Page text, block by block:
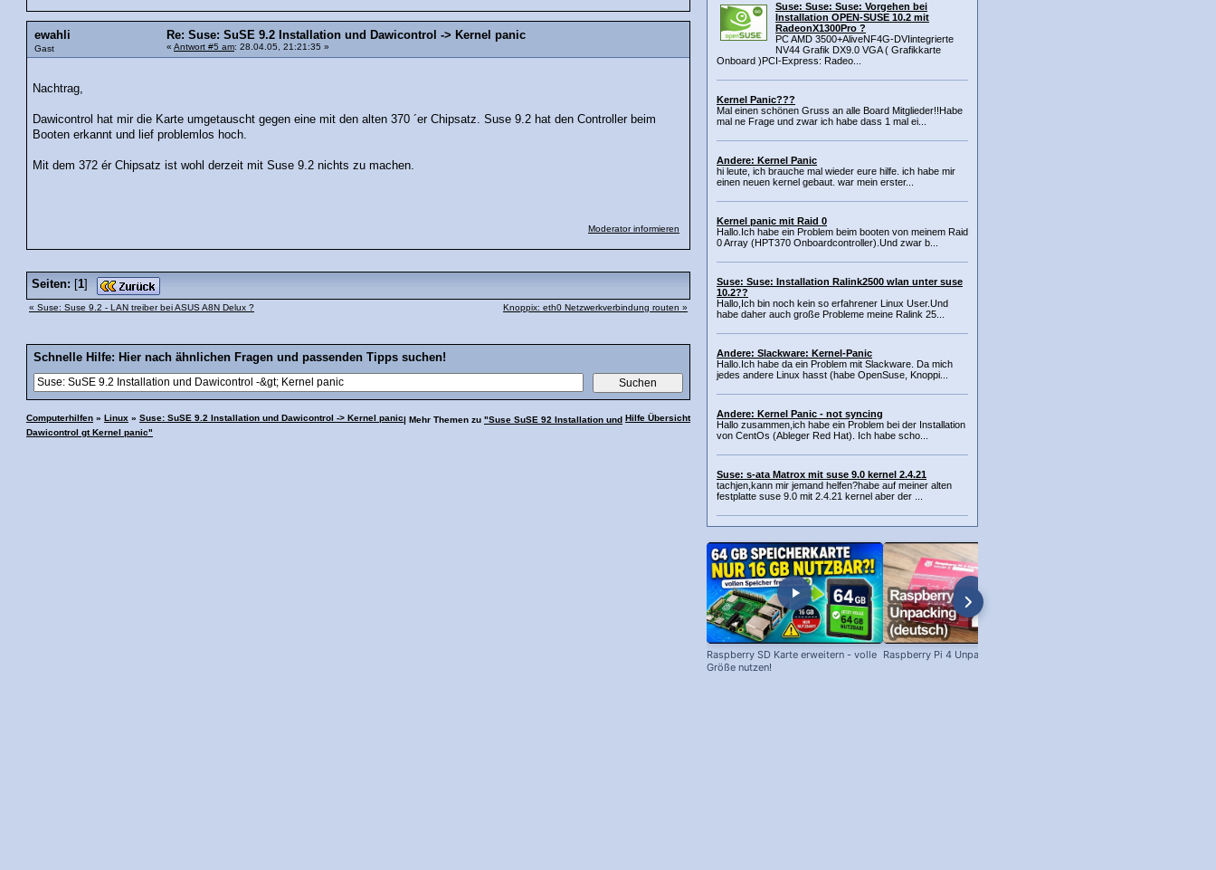
ewahli
Gast
Re: Suse: SuSE 9.2 Installation und Dawicontrol -> Kernel panic
« Antwort #5 am: 28.04.05, 21:21:35 »
Nachtrag,
Dawicontrol hat mir die Karte umgetauscht gegen eine mit den alten 370 ´er Chipsatz. Suse 9.2 hat den Controller beim
Booten erkannt und lief problemlos hoch.
Mit dem 372 ér Chipsatz ist wohl derzeit mit Suse 9.2 nichts zu machen.
Moderator informieren
Seiten: [1]
« Suse: Suse 9.2 - LAN treiber bei ASUS A8N Delux ? Knoppix: eth0 Netzwerkverbindung routen »
Schnelle Hilfe: Hier nach ähnlichen Fragen und passenden Tipps suchen!
Computerhilfen » Linux » Suse: SuSE 9.2 Installation und Dawicontrol -> Kernel panic Hilfe Übersicht
| Mehr Themen zu "Suse SuSE 92 Installation und
Dawicontrol gt Kernel panic"
Suse: Suse: Suse: Vorgehen bei
Installation OPEN-SUSE 10.2 mit
RadeonX1300Pro ?
PC AMD 3500+AliveNF4G-DVIintegrierte
NV44 Grafik DX9.0 VGA ( Grafikkarte
Onboard )PCI-Express: Radeo...
Kernel Panic???
Mal einen schönen Gruss an alle Board Mitglieder!!Habe
mal ne Frage und zwar ich habe dass 1 mal ei...
Andere: Kernel Panic
hi leute, ich brauche mal wieder eure hilfe. ich habe mir
einen neuen kernel gebaut. war mein erster...
Kernel panic mit Raid 0
Hallo.Ich habe ein Problem beim booten von meinem Raid
0 Array (HPT370 Onboardcontroller).Und zwar b...
Suse: Suse: Installation Ralink2500 wlan unter suse
10.2??
Hallo,Ich bin noch kein so erfahrener Linux User.Und
habe daher auch große Probleme meine Ralink 25...
Andere: Slackware: Kernel-Panic
Hallo.Ich habe da ein Problem mit Slackware. Da mich
jedes andere Linux hasst (habe OpenSuse, Knoppi...
Andere: Kernel Panic - not syncing
Hallo zusammen,ich habe ein Problem bei der Installation
von CentOs (Ableger Red Hat). Ich habe scho...
Suse: s-ata Matrox mit suse 9.0 kernel 2.4.21
tachjen,kann mir jemand helfen?habe auf meiner alten
festplatte suse 9.0 mit 2.4.21 kernel aber der ...
Raspberry SD Karte erweitern - volle
Größe nutzen!
Raspberry Pi 4 Unpacking (deutsch)